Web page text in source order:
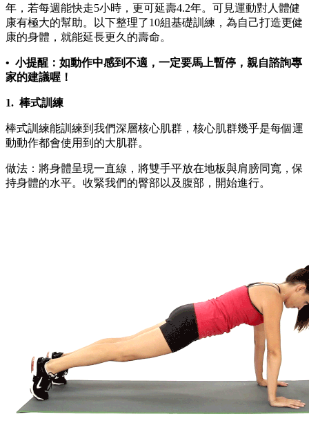
年，若每週能快走5小時，更可延壽4.2年。可見運動對人體健
康有極大的幫助。以下整理了10組基礎訓練，為自己打造更健
康的身體，就能延長更久的壽命。
• 小提醒：如動作中感到不適，一定要馬上暫停，親自諮詢專
家的建議喔！
1. 棒式訓練
棒式訓練能訓練到我們深層核心肌群，核心肌群幾乎是每個運
動動作都會使用到的大肌群。
做法：將身體呈現一直線，將雙手平放在地板與肩膀同寬，保
持身體的水平。收緊我們的臀部以及腹部，開始進行。